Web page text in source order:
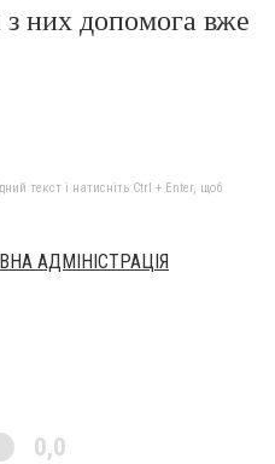
них допомога вже
текст і натисніть Ctrl + Enter, щоб
АДМІНІСТРАЦІЯ
0,0